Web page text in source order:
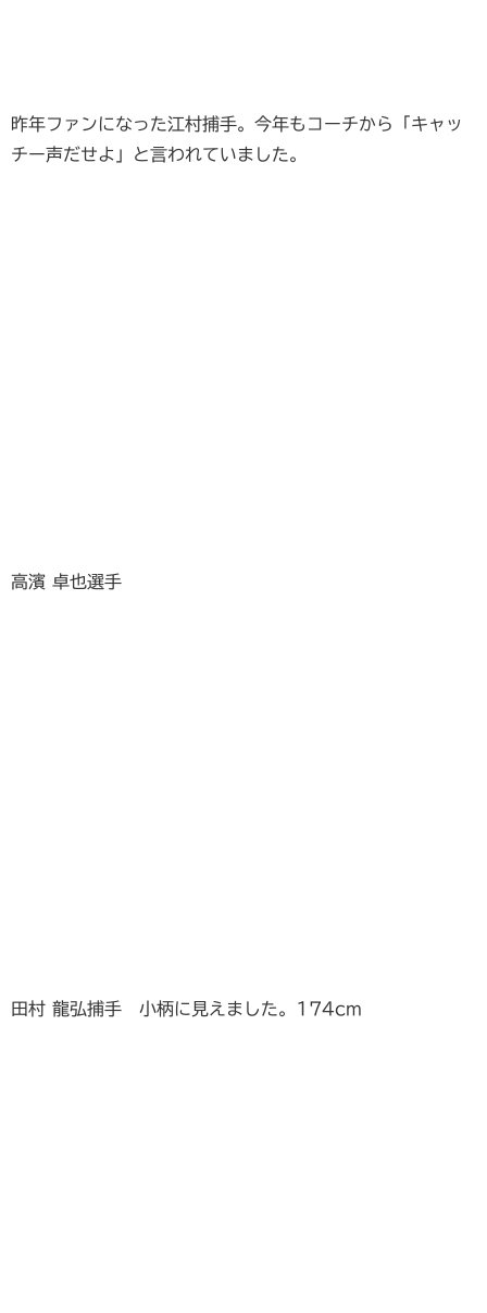
昨年ファンになった江村捕手。今年もコーチから「キャッ
チー声だせよ」と言われていました。
高濱 卓也選手
田村 龍弘捕手 小柄に見えました。174cm